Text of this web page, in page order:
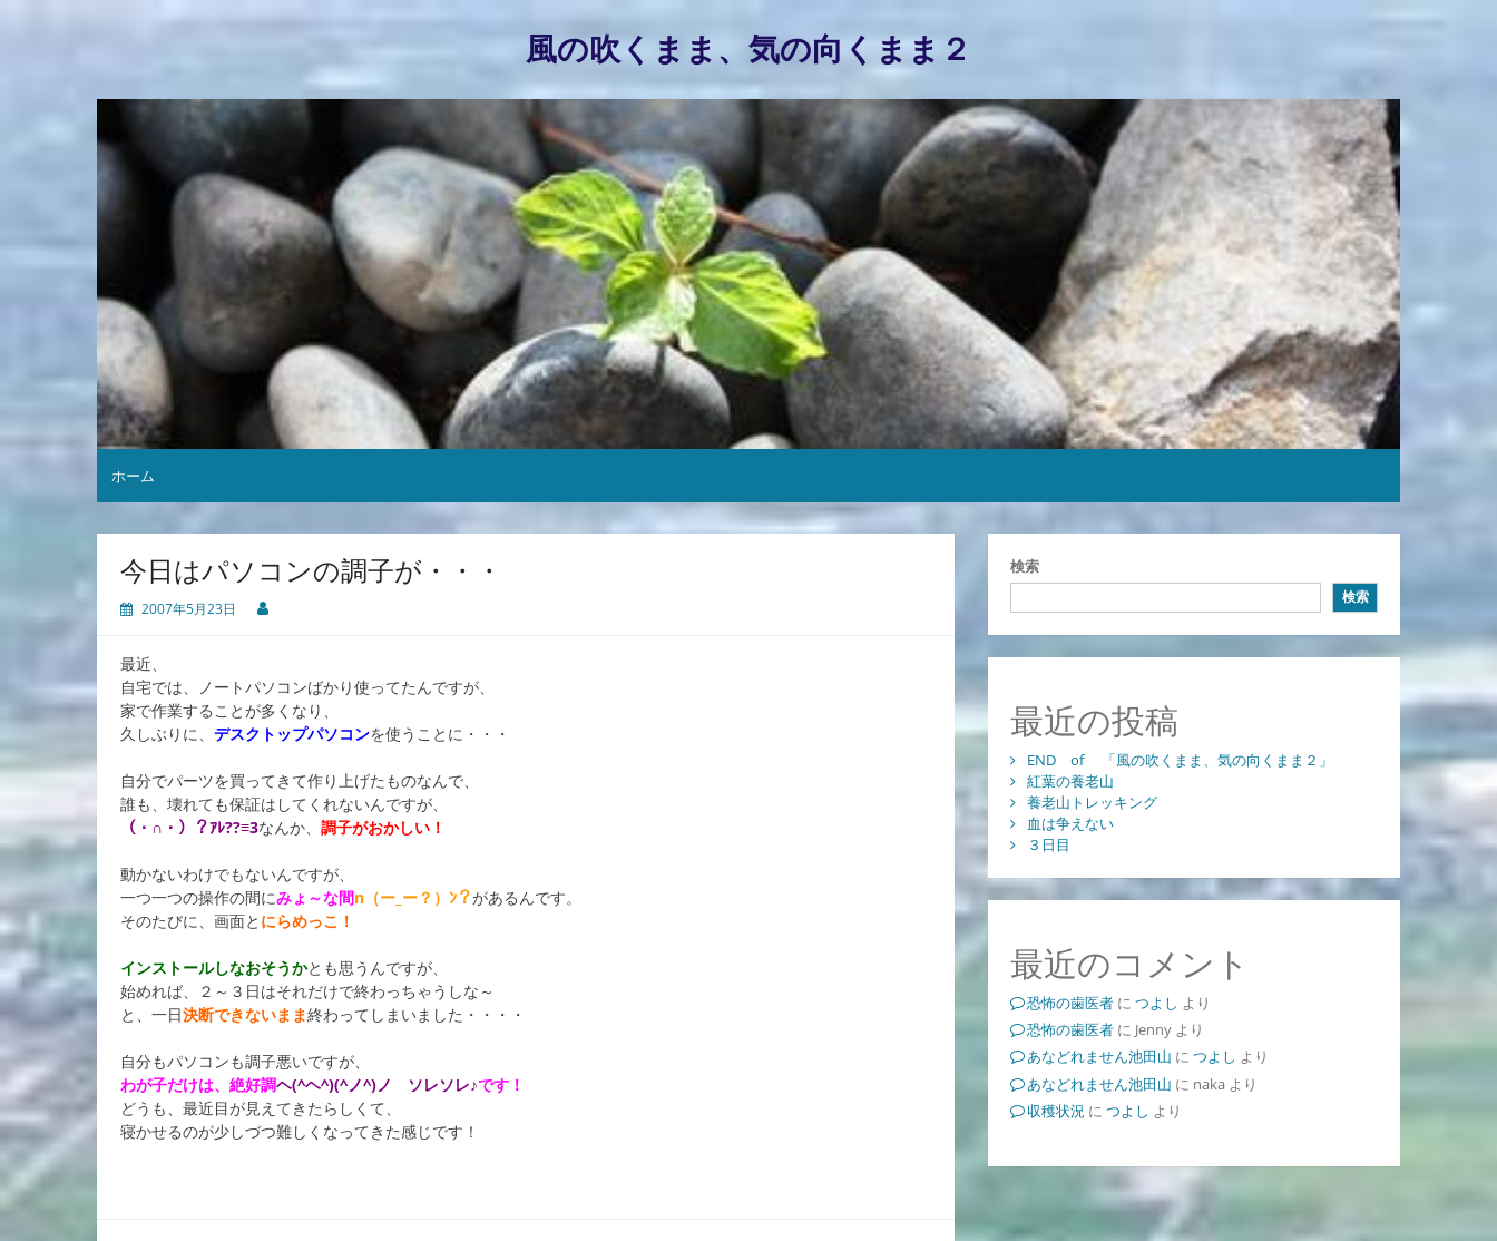
風の吹くまま、気の向くまま２
ホーム
今日はパソコンの調子が・・・
2007年5月23日
最近、
自宅では、ノートパソコンばかり使ってたんですが、
家で作業することが多くなり、
久しぶりに、 デスクトップパソコンを使うことに・・・
自分でパーツを買ってきて作り上げたものなんで、
誰も、壊れても保証はしてくれないんですが、
（・∩・）？ｱﾚ??≡3なんか、 調子がおかしい！
動かないわけでもないんですが、
一つ一つの操作の間にみょ～な間n（ー_ー？）ﾝ？があるんです。
そのたびに、画面と にらめっこ！
インストールしなおそうかとも思うんですが、
始めれば、２～３日はそれだけで終わっちゃうしな～
と、一日決断できないまま終わってしまいました・・・・
自分もパソコンも調子悪いですが、
わが子だけは、絶好調ヘ(^ヘ^)(^ノ^)ノ ソレソレ♪です！
どうも、最近目が見えてきたらしくて、
寝かせるのが少しづつ難しくなってきた感じです！
検索
検索
最近の投稿
END of 「風の吹くまま、気の向くまま２」
紅葉の養老山
養老山トレッキング
血は争えない
３日目
最近のコメント
恐怖の歯医者に つよし より
恐怖の歯医者に Jennyより
あなどれません池田山 に つよし より
あなどれません池田山 に nakaより
収穫状況に つよし より